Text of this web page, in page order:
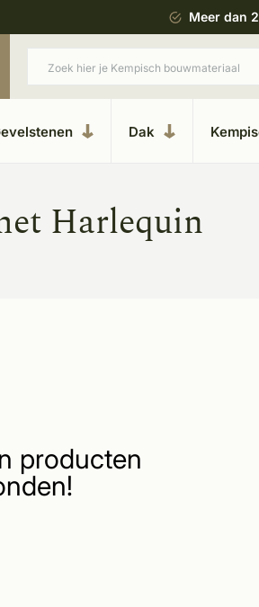
bouwstijl Meer dan
Dak
Harlequin
producten